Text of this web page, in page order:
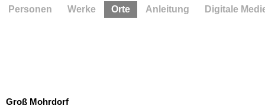
Groß Mohrdorf
Personen Werke Orte Anleitung Digitale